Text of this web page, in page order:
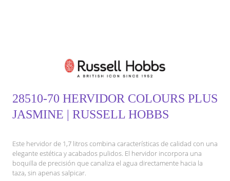
28510-70 HERVIDOR COLOURS PLUS
JASMINE | RUSSELL HOBBS
Este hervidor de 1,7 litros combina características de calidad con una
elegante estética y acabados pulidos. El hervidor incorpora una
boquilla de precisión que canaliza el agua directamente hacia la
taza, sin apenas salpicar.